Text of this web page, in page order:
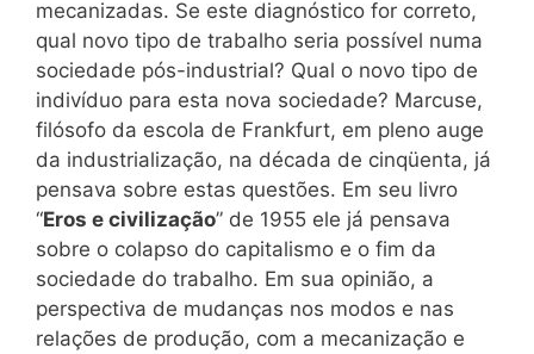
mecanizadas. Se este diagnóstico for correto,
qual novo tipo de trabalho seria possível numa
sociedade pós-industrial? Qual o novo tipo de
indivíduo para esta nova sociedade? Marcuse,
filósofo da escola de Frankfurt, em pleno auge
da industrialização, na década de cinqüenta, já
pensava sobre estas questões. Em seu livro
“Eros e civilização” de 1955 ele já pensava
sobre o colapso do capitalismo e o fim da
sociedade do trabalho. Em sua opinião, a
perspectiva de mudanças nos modos e nas
relações de produção, com a mecanização e